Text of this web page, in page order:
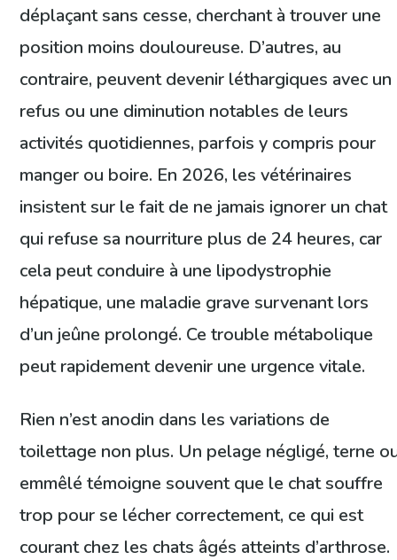
déplaçant sans cesse, cherchant à trouver une
position moins douloureuse. D’autres, au
contraire, peuvent devenir léthargiques avec un
refus ou une diminution notables de leurs
activités quotidiennes, parfois y compris pour
manger ou boire. En 2026, les vétérinaires
insistent sur le fait de ne jamais ignorer un chat
qui refuse sa nourriture plus de 24 heures, car
cela peut conduire à une lipodystrophie
hépatique, une maladie grave survenant lors
d’un jeûne prolongé. Ce trouble métabolique
peut rapidement devenir une urgence vitale.
Rien n’est anodin dans les variations de
toilettage non plus. Un pelage négligé, terne
emmêlé témoigne souvent que le chat souffre
trop pour se lécher correctement, ce qui est
courant chez les chats âgés atteints d’arthrose.